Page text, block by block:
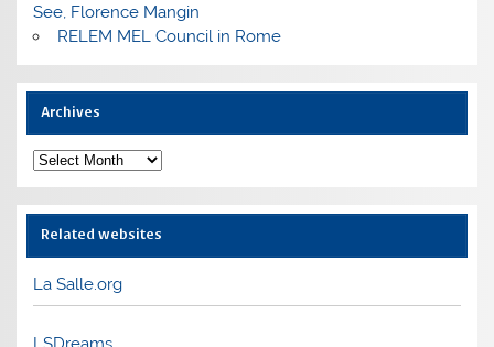
See, Florence Mangin
RELEM MEL Council in Rome
Archives
Archives
Related websites
La Salle.org